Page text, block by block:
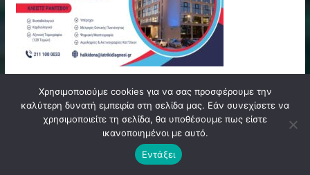
NINE GRAMS | NEA FILADELFEIA
Χρησιμοποιούμε cookies για να σας προσφέρουμε την
καλύτερη δυνατή εμπειρία στη σελίδα μας. Εάν συνεχίσετε να
χρησιμοποιείτε τη σελίδα, θα υποθέσουμε πως είστε
ικανοποιημένοι με αυτό.
Εντάξει